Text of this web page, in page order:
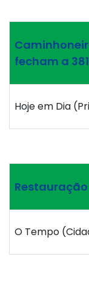
fecham a 381
Hoje em Dia
O Tempo